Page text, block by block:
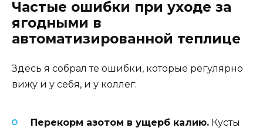
Частые ошибки при уходе за
ягодными в
автоматизированной теплице
Здесь я собрал те ошибки, которые регулярно
вижу и у себя, и у коллег:
Перекорм азотом в ущерб калию. Кусты